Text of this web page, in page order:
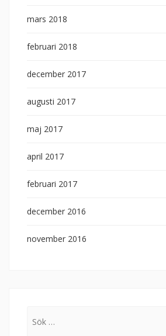
mars 2018
februari 2018
december 2017
augusti 2017
maj 2017
april 2017
februari 2017
december 2016
november 2016